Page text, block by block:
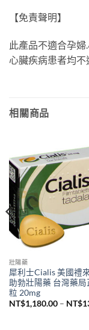
【免責聲明】
此產品不適合孕
心臟疾病患者均不
相關商品
壯陽藥
犀利士Cialis 美國禮
助勃壯陽藥 台灣藥
粒 20mg
NT$1,180.00 – NT$